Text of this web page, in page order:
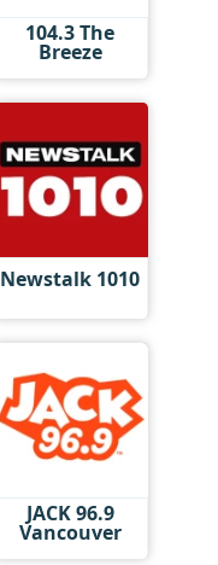
104.3 The
Breeze
Newstalk 1010
JACK 96.9
Vancouver